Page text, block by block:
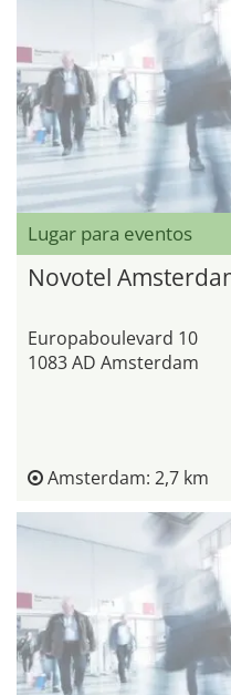
Lugar para eventos
Novotel
Europaboulevard 10
1083 AD Amsterdam
Amsterdam: 2,7 km